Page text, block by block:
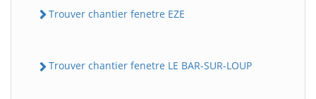
Trouver chantier fenetre EZE
Trouver chantier fenetre LE BAR-SUR-LOUP